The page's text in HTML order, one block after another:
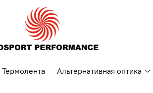
Термолента Альтернативная оптика